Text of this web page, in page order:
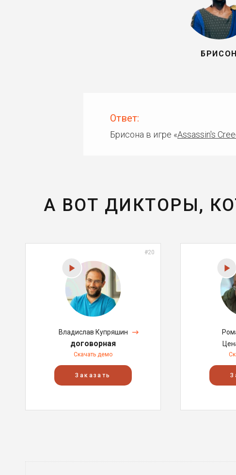
БРИСОН
Ответ:
Брисона в игре «Assassin's
А ВОТ ДИКТОРЫ,
#20
Владислав Купряшин
договорная
Скачать демо
Заказать